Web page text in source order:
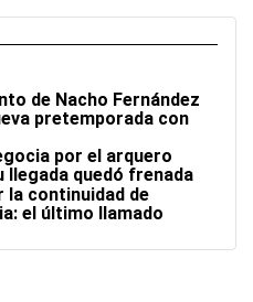
de Nacho Fernández
pretemporada con
por el arquero
llegada quedó frenada
la continuidad de
el último llamado